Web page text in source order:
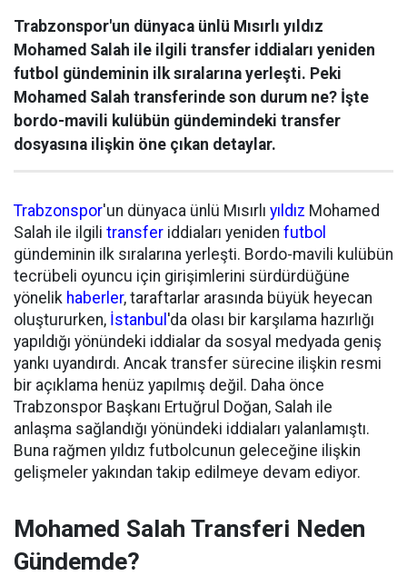
Trabzonspor'un dünyaca ünlü Mısırlı yıldız
Mohamed Salah ile ilgili transfer iddiaları yeniden
futbol gündeminin ilk sıralarına yerleşti. Peki
Mohamed Salah transferinde son durum ne? İşte
bordo-mavili kulübün gündemindeki transfer
dosyasına ilişkin öne çıkan detaylar.
Trabzonspor'un dünyaca ünlü Mısırlı yıldız Mohamed
Salah ile ilgili transfer iddiaları yeniden futbol
gündeminin ilk sıralarına yerleşti. Bordo-mavili kulübün
tecrübeli oyuncu için girişimlerini sürdürdüğüne
yönelik haberler, taraftarlar arasında büyük heyecan
oluştururken, İstanbul 'da olası bir karşılama hazırlığı
yapıldığı yönündeki iddialar da sosyal medyada geniş
yankı uyandırdı. Ancak transfer sürecine ilişkin resmi
bir açıklama henüz yapılmış değil. Daha önce
Trabzonspor Başkanı Ertuğrul Doğan, Salah ile
anlaşma sağlandığı yönündeki iddiaları yalanlamıştı.
Buna rağmen yıldız futbolcunun geleceğine ilişkin
gelişmeler yakından takip edilmeye devam ediyor.
Mohamed Salah Transferi Neden
Gündemde?